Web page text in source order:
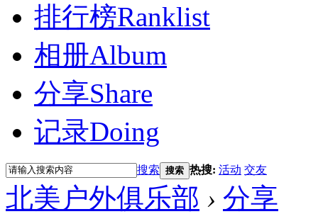
排行榜Ranklist
相册Album
分享Share
记录Doing
搜索 搜索 热搜: 活动 交友
北美户外俱乐部 › 分享